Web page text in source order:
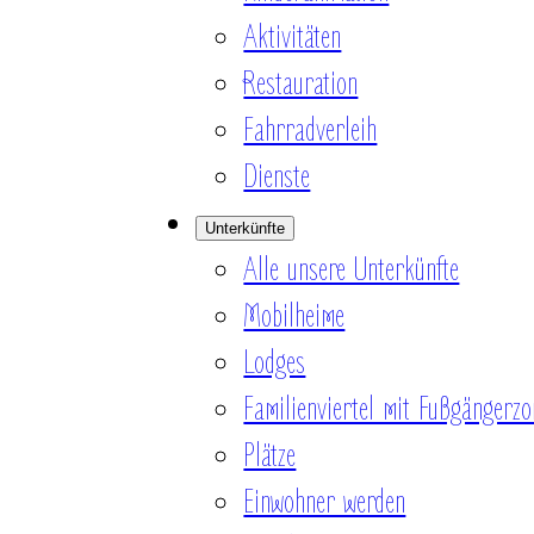
Aktivitäten
Restauration
Fahrradverleih
Dienste
Unterkünfte
Alle unsere Unterkünfte
Mobilheime
Lodges
Familienviertel mit
Plätze
Einwohner werden